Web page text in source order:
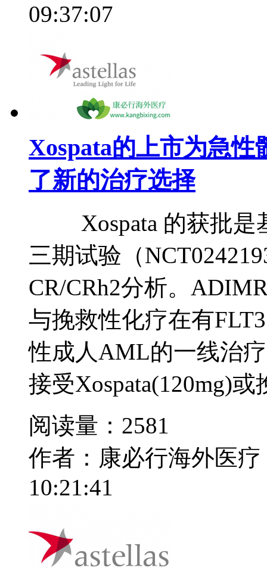
09:37:07
Xospata的上市为急
了新的治疗选择
Xospata 的获批是
三期试验（
CR/CRh2分析。
与挽救性化疗在有
性成人AML的一线治
接受Xospata(120mg)
阅读量：2581
作者：康必行海外医疗
10:21:41